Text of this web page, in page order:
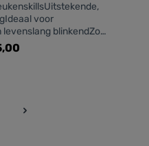
voor
blinkendZo
aan de slag met de